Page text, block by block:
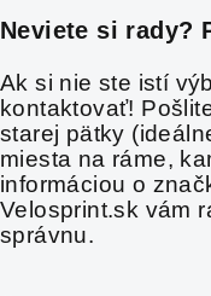
Neviete si rady?
Ak si nie ste istí
kontaktovať!
starej pätky
miesta na ráme,
informáciou o
Velosprint.sk vám
správnu.